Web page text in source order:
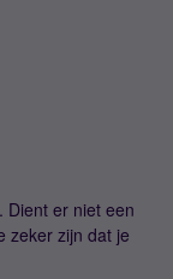
Dient er niet een
zeker zijn dat je